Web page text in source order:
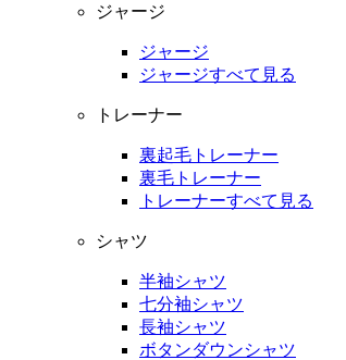
ジャージ
ジャージ
ジャージすべて見る
トレーナー
裏起毛トレーナー
裏毛トレーナー
トレーナーすべて見る
シャツ
半袖シャツ
七分袖シャツ
長袖シャツ
ボタンダウンシャツ